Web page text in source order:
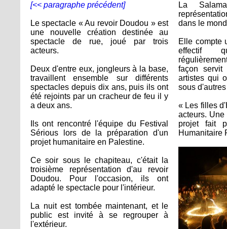
[<< paragraphe précédent]
Le spectacle « Au revoir Doudou » est
une nouvelle création destinée au
spectacle de rue, joué par trois
acteurs.
Deux d'entre eux, jongleurs à la base,
travaillent ensemble sur différents
spectacles depuis dix ans, puis ils ont
été rejoints par un cracheur de feu il y
a deux ans.
Ils ont rencontré l'équipe du Festival
Sérious lors de la préparation d'un
projet humanitaire en Palestine.
Ce soir sous le chapiteau, c'était la
troisième représentation d'au revoir
Doudou. Pour l'occasion, ils ont
adapté le spectacle pour l'intérieur.
La nuit est tombée maintenant, et le
public est invité à se regrouper à
l'extérieur.
La
dans le
Elle compte
effectif
façon servit
artistes qui
sous
« Les filles
acteurs.
projet fait
Humanitaire